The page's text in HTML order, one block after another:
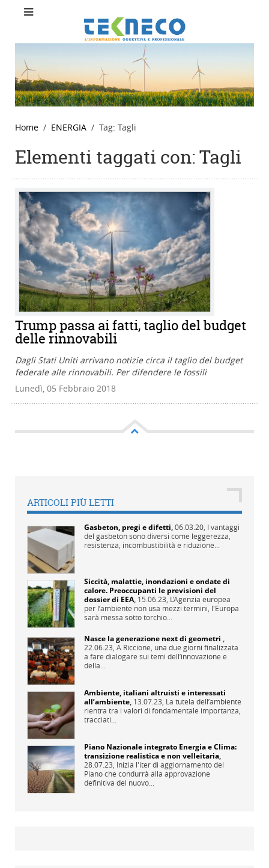
Home ENERGIA Tag: Tagli
Elementi taggati con: Tagli
Trump passa ai fatti, taglio del budget
delle rinnovabili
Dagli Stati Uniti arrivano notizie circa il taglio del budget
federale alle rinnovabili. Per difendere le fossili
Lunedì, 05 Febbraio 2018
ARTICOLI PIÙ LETTI
Gasbeton, pregi e difetti,06.03.20, I vantaggi
del gasbeton sono diversi come leggerezza,
resistenza, incombustibilità e riduzione...
Siccità, malattie, inondazioni e ondate di
calore. Preoccupanti le previsioni del
dossier di EEA, 15.06.23, L’Agenzia europea
per l’ambiente non usa mezzi termini, l'Europa
sarà messa sotto torchio...
Nasce la generazione next di geometri ,
22.06.23, A Riccione, una due giorni finalizzata
a fare dialogare sui temi dell’innovazione e
della...
Ambiente, italiani altruisti e interessati
all’ambiente, 13.07.23, La tutela dell’ambiente
rientra tra i valori di fondamentale importanza,
tracciati...
Piano Nazionale integrato Energia e Clima:
transizione realistica e non velleitaria,
28.07.23, Inizia l'iter di aggiornamento del
Piano che condurrà alla approvazione
definitiva del nuovo...